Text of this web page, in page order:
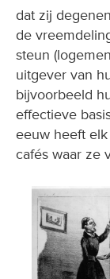
dat zij
de
steun
uitgever van
bijvoorbeeld
effectieve
eeuw heeft
cafés waar ze